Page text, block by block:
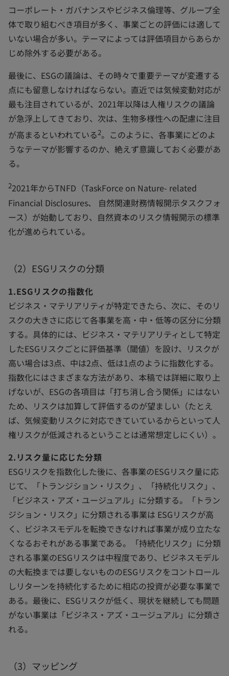
コーポレート・ガバナンスやビジネス倫理等、グループ全
体で取り組むべき項目が多く、事業ごとの評価には適して
いない場合が多い。テーマによっては評価項目からあらか
じめ除外する必要がある。
最後に、ESGの議論は、その時々で重要テーマが変遷する
点にも留意しなければならない。直近では気候変動対応が
最も注目されているが、2021年以降は人権リスクの議論
が急浮上してきており、次は、生物多様性への配慮に注目
が高まるといわれている2。このように、各事業にどのよ
うなテーマが影響するのか、絶えず意識しておく必要があ
る。
22021年からTNFD（TaskForce on Nature- related
Financial Disclosures、 自然関連財務情報開示タスクフォ
ース）が始動しており、自然資本のリスク情報開示の標準
化が進められている。
（2）ESGリスクの分類
1.ESGリスクの指数化
ビジネス・マテリアリティが特定できたら、次に、そのリ
スクの大きさに応じて各事業を高・中・低等の区分に分類
する。具体的には、ビジネス・マテリアリティとして特定
したESGリスクごとに評価基準（閾値）を設け、リスクが
高い場合は3点、中は2点、低は1点のように指数化する。
指数化にはさまざまな方法があり、本稿では詳細に取り上
げないが、ESGの各項目は「打ち消し合う関係」にはない
ため、リスクは加算して評価するのが望ましい（たとえ
ば、気候変動リスクに対応できていているからといって人
権リスクが低減されるということは通常想定しにくい）。
2.リスク量に応じた分類
ESGリスクを指数化した後に、各事業のESGリスク量に応
じて、「トランジション・リスク」、「持続化リスク」、
「ビジネス・アズ・ユージュアル」に分類する。「トラン
ジション・リスク」に分類される事業は ESGリスクが高
く、ビジネスモデルを転換できなければ事業が成り立たな
くなるおそれがある事業である。「持続化リスク」に分類
される事業のESGリスクは中程度であり、ビジネスモデル
の大転換までは要しないもののESGリスクをコントロール
しリターンを持続化するために相応の投資が必要な事業で
ある。最後に、ESGリスクが低く、現状を継続しても問題
がない事業は「ビジネス・アズ・ユージュアル」に分類さ
れる。
（3）マッピング